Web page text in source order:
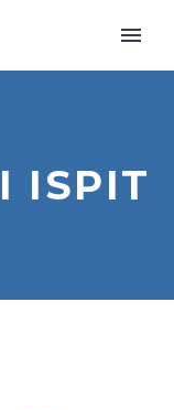
ISPIT